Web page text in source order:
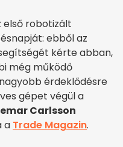
első robotizált
ebből az
kérte abban,
még működő
érdeklődésre
gépet végül a
Carlsson
a Trade Magazin.